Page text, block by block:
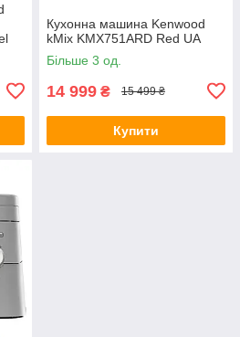
Кухонна машина Kenwood
kMix KMX751ARD Red UA
Більше 3 од.
14 999 ₴ 15 499 ₴
Купити